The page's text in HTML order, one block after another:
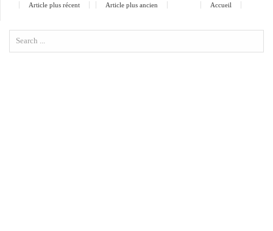
Article plus récent Article plus ancien Accueil